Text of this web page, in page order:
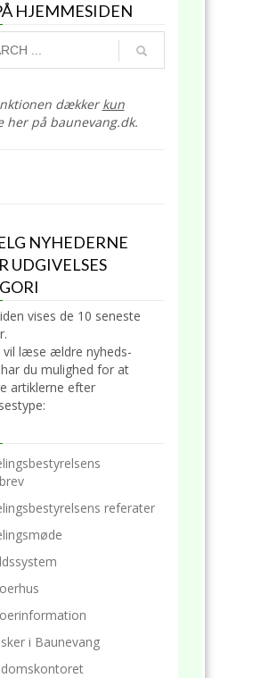
HJEMMESIDEN
dækkerkun
her på baunevang.dk.
NYHEDERNE
UDGIVELSES
vises de 10 seneste
vil læse ældre nyheds-
du mulighed for at
artiklerne efter
referater
i Baunevang